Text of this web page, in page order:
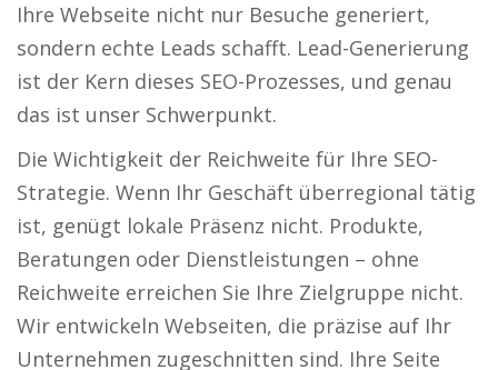
Ihre Webseite nicht nur Besuche generiert,
sondern echte Leads schafft. Lead-Generierung
ist der Kern dieses SEO-Prozesses, und genau
das ist unser Schwerpunkt.
Die Wichtigkeit der Reichweite für Ihre SEO-
Strategie. Wenn Ihr Geschäft überregional tätig
ist, genügt lokale Präsenz nicht. Produkte,
Beratungen oder Dienstleistungen – ohne
Reichweite erreichen Sie Ihre Zielgruppe nicht.
Wir entwickeln Webseiten, die präzise auf Ihr
Unternehmen zugeschnitten sind. Ihre Seite